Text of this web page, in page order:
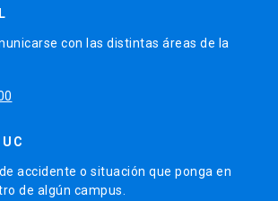
con las distintas áreas de la
accidente o situación que ponga en
de algún campus.